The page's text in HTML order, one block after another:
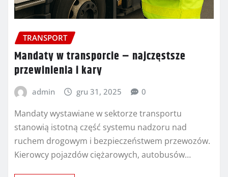
TRANSPORT
Mandaty w transporcie – najczęstsze
przewinienia i kary
admin gru 31, 2025 0
Mandaty wystawiane w sektorze transportu
stanowią istotną część systemu nadzoru nad
ruchem drogowym i bezpieczeństwem przewozów.
Kierowcy pojazdów ciężarowych, autobusów…